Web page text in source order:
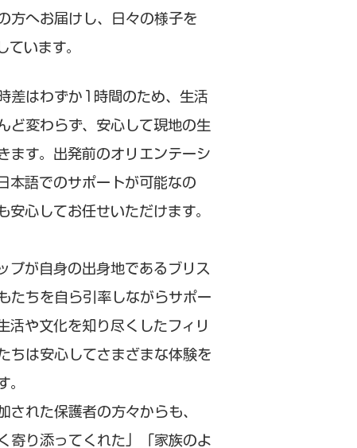
方へお届けし、日々の様子を
ています。
差はわずか1時間のため、生活
ど変わらず、安心して現地の生
ます。出発前のオリエンテーシ
本語でのサポートが可能なの
安心してお任せいただけます。
プが自身の出身地であるブリス
たちを自ら引率しながらサポー
活や文化を知り尽くしたフィリ
ちは安心してさまざまな体験を
。
された保護者の方々からも、
寄り添ってくれた」「家族のよ